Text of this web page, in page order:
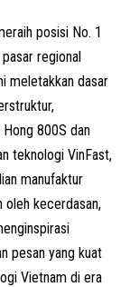
posisi No. 1
regional
meletakkan dasar
800S dan
teknologi VinFast,
manufaktur
oleh kecerdasan,
pesan yang kuat
Vietnam di era